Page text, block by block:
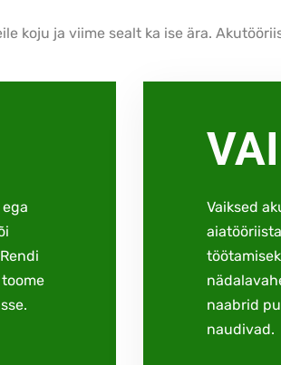
koju ja viime sealt ka ise ära.
Vaiksed
naabrid
naudivad.